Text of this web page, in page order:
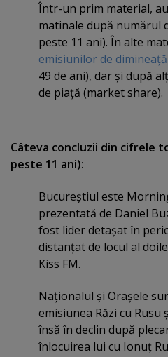
Într-un prim material,
matinale după numărul
peste 11 ani). În alte
emisiunilor de
49 de ani), dar şi după
de piaţă (market share).
Câteva concluzii din cifrele
peste 11 ani):
Bucureştiul este
prezentată de Daniel
fost lider detaşat în
distanţat de locul al
Kiss FM.
Naţionalul şi Oraşele
emisiunea Răzi cu
însă în declin după
înlocuirea lui cu Ionuţ